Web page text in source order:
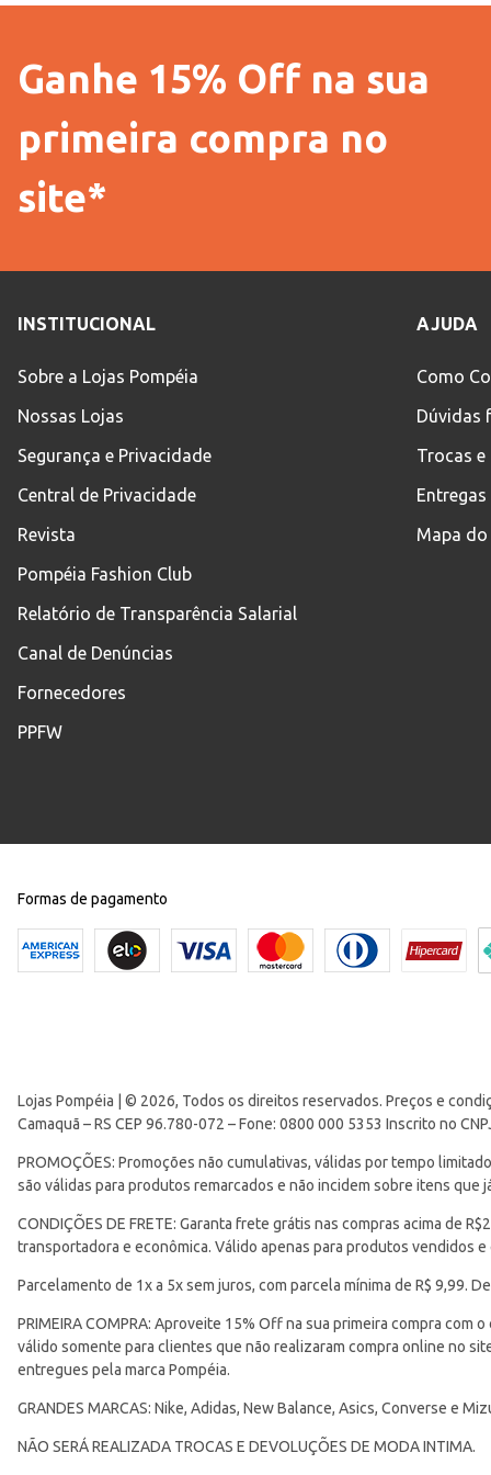
Ganhe 15% Off na sua
primeira compra no
site*
INSTITUCIONAL
Sobre a Lojas Pompéia
Nossas Lojas
Segurança e Privacidade
Central de Privacidade
Revista
Pompéia Fashion Club
Relatório de Transparência Salarial
Canal de Denúncias
Fornecedores
PPFW
AJUDA
Como
Dúvidas
Trocas e
Entregas
Mapa do
Formas de pagamento
Lojas Pompéia | © 2026, Todos os direitos reservados. Preços e
Camaquã – RS CEP 96.780-072 – Fone: 0800 000 5353 Inscrito no
PROMOÇÕES: Promoções não cumulativas, válidas por tempo
são válidas para produtos remarcados e não incidem sobre itens
CONDIÇÕES DE FRETE: Garanta frete grátis nas compras acima de
transportadora e econômica. Válido apenas para produtos vendidos
Parcelamento de 1x a 5x sem juros, com parcela mínima de R$ 9,99.
PRIMEIRA COMPRA: Aproveite 15% Off na sua primeira compra com
válido somente para clientes que não realizaram compra online no
entregues pela marca Pompéia.
GRANDES MARCAS: Nike, Adidas, New Balance, Asics, Converse e
NÃO SERÁ REALIZADA TROCAS E DEVOLUÇÕES DE MODA INTIMA.